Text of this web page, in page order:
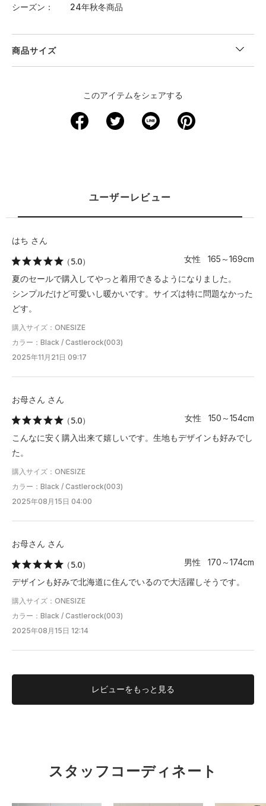
シーズン 24年秋冬商品
商品サイズ
このアイテムをシェアする
ユーザーレビュー
はち さん
（5.0）
女性 165～169cm
夏のセールで購入してやっと着用できるようになりました。
シンプルだけど可愛いし暖かいです。サイズは特に問題なかった
どす。
購入サイズ：ONESIZE
カラー：Black / Castlerock(003)
2025年11月21日 09:17
お母さん さん
（5.0）
女性 150～154cm
こんなに安く購入出来て嬉しいです。生地もデザインも好みでし
た。
購入サイズ：ONESIZE
カラー：Black / Castlerock(003)
2025年08月15日 04:00
お母さん さん
（5.0）
男性 170～174cm
デザインも好みで北海道に住んでいるので大活躍しそうです。
購入サイズ：ONESIZE
カラー：Black / Castlerock(003)
2025年08月15日 12:14
レビューをもっと見る
スタッフコーディネート